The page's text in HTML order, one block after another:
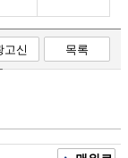
고신
목록